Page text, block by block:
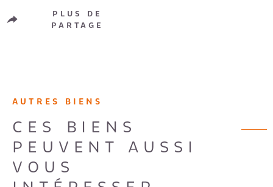
PLUS DE
PARTAGE
AUTRES BIENS
CES BIENS
PEUVENT AUSSI
VOUS